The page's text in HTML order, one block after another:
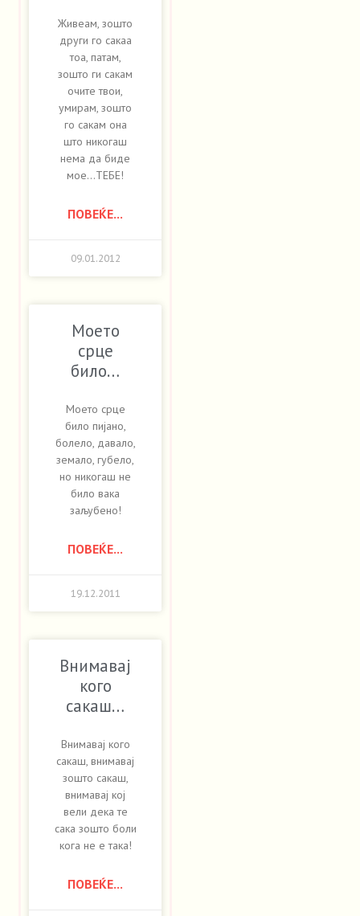
Живеам, зошто
други го сакаа
тоа, патам,
зошто ги сакам
очите твои,
умирам, зошто
го сакам она
што никогаш
нема да биде
мое…ТЕБЕ!
ПОВЕЌЕ...
09.01.2012
Моето
срце
било…
Моето срце
било пијано,
болело, давало,
земало, губело,
но никогаш не
било вака
заљубено!
ПОВЕЌЕ...
19.12.2011
Внимавај
кого
сакаш…
Внимавај кого
сакаш, внимавај
зошто сакаш,
внимавај кој
вели дека те
сака зошто боли
кога не е така!
ПОВЕЌЕ...